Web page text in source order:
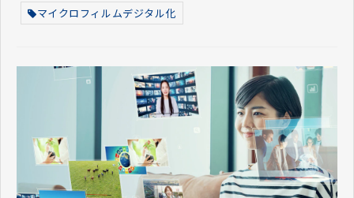
マイクロフィルムデジタル化